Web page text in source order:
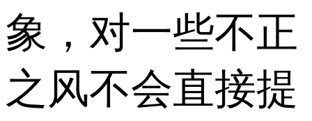
象，对一些不正
之风不会直接提